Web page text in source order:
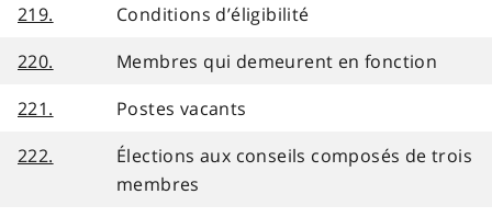
219.
Conditions d’éligibilité
220.
Membres qui demeurent en fonction
221.
Postes vacants
222.
Élections aux conseils composés de trois
membres